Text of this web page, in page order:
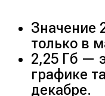
Значение
только в
2,25 Гб —
графике
декабре.